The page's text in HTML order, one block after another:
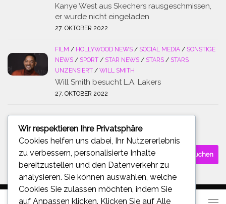
Kanye West aus Skechers rausgeschmissen,
er wurde nicht eingeladen
27. OKTOBER 2022
FILM / HOLLYWOOD NEWS / SOCIAL MEDIA / SONSTIGE
NEWS / SPORT / STAR NEWS / STARS / STARS
UNZENSIERT / WILL SMITH
Will Smith besucht L.A. Lakers
27. OKTOBER 2022
SUCHE
Suchen
nach:
Wir respektieren Ihre Privatsphäre
Cookies helfen uns dabei, Ihr Nutzererlebnis
zu verbessern, personalisierte Inhalte
bereitzustellen und den Datenverkehr zu
analysieren. Sie können auswählen, welche
Cookies Sie zulassen möchten, indem Sie
auf Anpassen klicken. Klicken Sie auf Alle